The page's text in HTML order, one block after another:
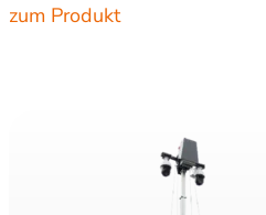
zum Produkt